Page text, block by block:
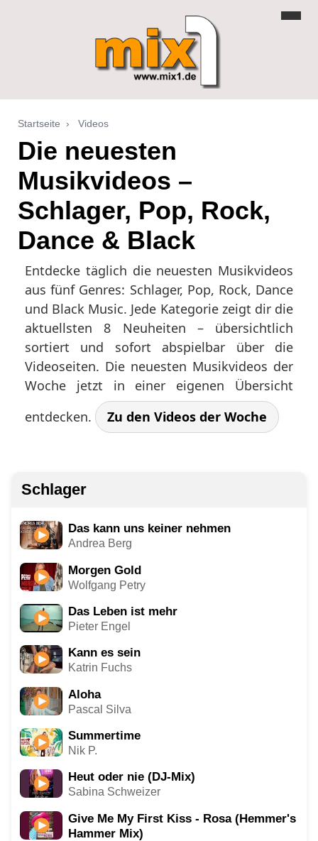
Startseite › Videos
Die neuesten
Musikvideos –
Schlager, Pop, Rock,
Dance & Black
Entdecke täglich die neuesten Musikvideos
aus fünf Genres: Schlager, Pop, Rock, Dance
und Black Music. Jede Kategorie zeigt dir die
aktuellsten 8 Neuheiten – übersichtlich
sortiert und sofort abspielbar über die
Videoseiten. Die neuesten Musikvideos der
Woche jetzt in einer eigenen Übersicht
entdecken.
Zu den Videos der Woche
Schlager
Das kann uns keiner nehmen
Andrea Berg
Morgen Gold
Wolfgang Petry
Das Leben ist mehr
Pieter Engel
Kann es sein
Katrin Fuchs
Aloha
Pascal Silva
Summertime
Nik P.
Heut oder nie (DJ-Mix)
Sabina Schweizer
Give Me My First Kiss - Rosa (Hemmer's
Hammer Mix)